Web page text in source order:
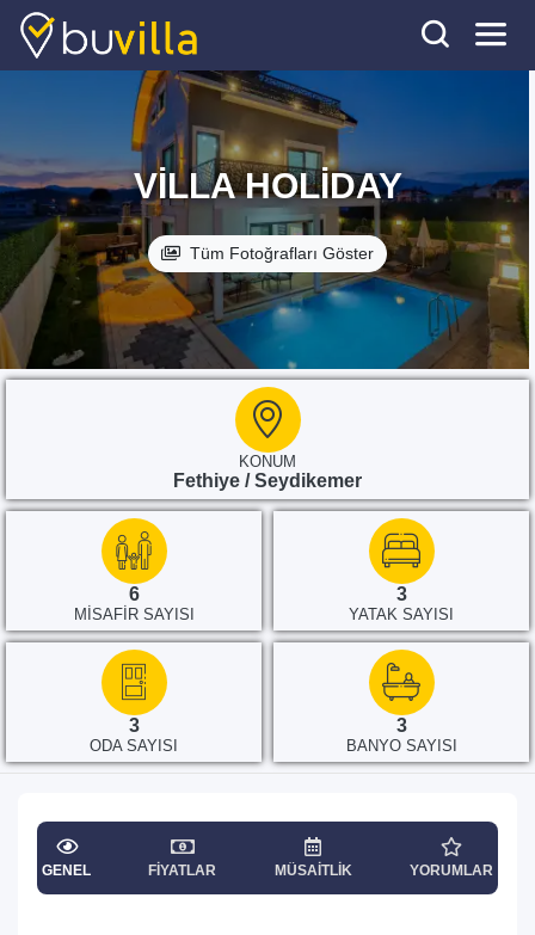
VILLA HOLIDAY
Tüm Fotoğrafları Göster
KONUM
Fethiye / Seydikemer
6
MISAFIR SAYISI
3
YATAK SAYISI
3
ODA SAYISI
3
BANYO SAYISI
GENEL FIYATLAR MÜSAITLIK YORUMLAR